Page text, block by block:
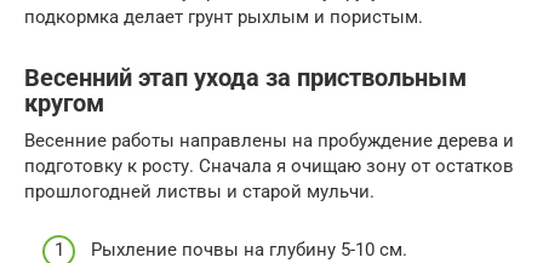
подкормка делает грунт рыхлым и пористым.
Весенний этап ухода за приствольным
кругом
Весенние работы направлены на пробуждение дерева и
подготовку к росту. Сначала я очищаю зону от остатков
прошлогодней листвы и старой мульчи.
Рыхление почвы на глубину 5-10 см.